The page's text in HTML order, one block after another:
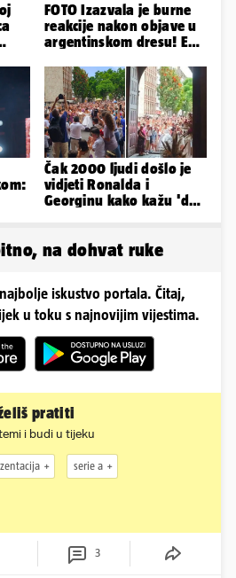
FOTO Izazvala je burne
reakcije nakon objave u
argentinskom dresu! Evo
Čak 2000 ljudi došlo je
vidjeti Ronalda i
Georginu kako kažu 'da'.
na dohvat ruke
iskustvo portala. Čitaj,
u toku s najnovijim vijestima.
pratiti
i budi u tijeku
serie a
3